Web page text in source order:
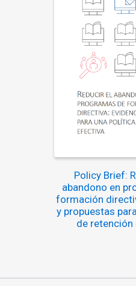
Policy Brief:
abandono en
formación
y propuestas
de